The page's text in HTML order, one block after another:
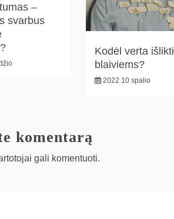
–
svarbus
Kodėl verta išlikti
blaiviems?
2022 10 spalio
komentarą
gali komentuoti.